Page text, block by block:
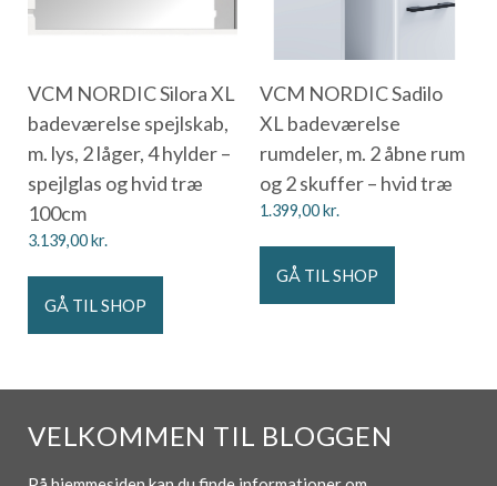
VCM NORDIC Silora XL
badeværelse spejlskab,
m. lys, 2 låger, 4 hylder –
spejlglas og hvid træ
100cm
3.139,00kr.
GÅ TIL SHOP
VCM NORDIC Sadilo
XL badeværelse
rumdeler, m. 2 åbne rum
og 2 skuffer – hvid træ
1.399,00kr.
GÅ TIL SHOP
VELKOMMEN TIL BLOGGEN